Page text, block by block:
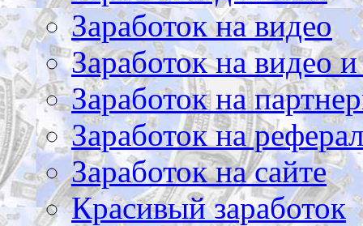
Заработок на видео
Заработок на видео
Заработок на
Заработок на
Заработок на сайте
Красивый заработок